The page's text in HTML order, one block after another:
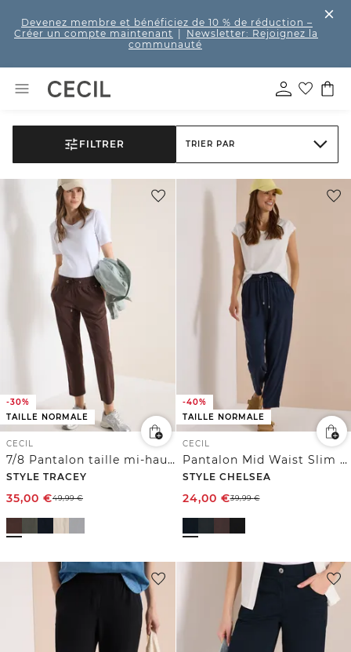
Devenez membre et bénéficiez de 10 % de réduction –
Créer un compte maintenant
Newsletter: Rejoignez la
communauté
FILTRER TRIER PAR
-30%
TAILLE NORMALE
CECIL
7/8 Pantalon taille mi-haute coupe slim
STYLE TRACEY
35,00 €49,99€
-40%
TAILLE NORMALE
CECIL
Pantalon Mid Waist Slim Leg en coupe loose
STYLE CHELSEA
24,00 €39,99€